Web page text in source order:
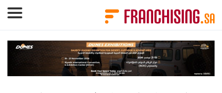
لوحة إدارة ملفات تعريف الارتباط